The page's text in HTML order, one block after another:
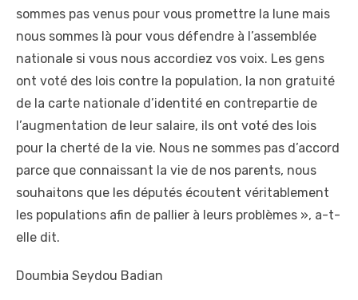
sommes pas venus pour vous promettre la lune mais
nous sommes là pour vous défendre à l’assemblée
nationale si vous nous accordiez vos voix. Les gens
ont voté des lois contre la population, la non gratuité
de la carte nationale d’identité en contrepartie de
l’augmentation de leur salaire, ils ont voté des lois
pour la cherté de la vie. Nous ne sommes pas d’accord
parce que connaissant la vie de nos parents, nous
souhaitons que les députés écoutent véritablement
les populations afin de pallier à leurs problèmes », a-t-
elle dit.
Doumbia Seydou Badian